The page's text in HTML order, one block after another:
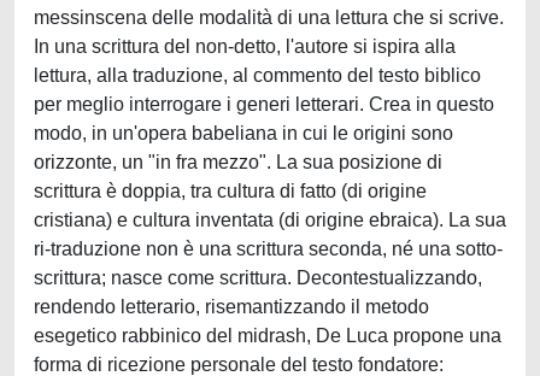
messinscena delle modalità di una lettura che si scrive.
In una scrittura del non-detto, l'autore si ispira alla
lettura, alla traduzione, al commento del testo biblico
per meglio interrogare i generi letterari. Crea in questo
modo, in un'opera babeliana in cui le origini sono
orizzonte, un "in fra mezzo". La sua posizione di
scrittura è doppia, tra cultura di fatto (di origine
cristiana) e cultura inventata (di origine ebraica). La sua
ri-traduzione non è una scrittura seconda, né una sotto-
scrittura; nasce come scrittura. Decontestualizzando,
rendendo letterario, risemantizzando il metodo
esegetico rabbinico del midrash, De Luca propone una
forma di ricezione personale del testo fondatore: